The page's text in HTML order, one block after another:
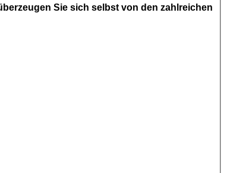
Sie sich selbst von den zahlreichen